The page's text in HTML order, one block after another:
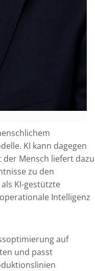
KI kann dagegen
der Mensch liefert dazu
zu den
KI-gestützte
Intelligenz
auf
und passt